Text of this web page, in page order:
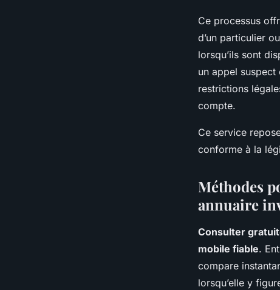
Ce processus
d’un particulier
lorsqu’ils sont
un appel
restrictions
compte.
Ce service
conforme à la
Méthodes
annuaire
Consulter
mobile fiable.
compare
lorsqu’elle y